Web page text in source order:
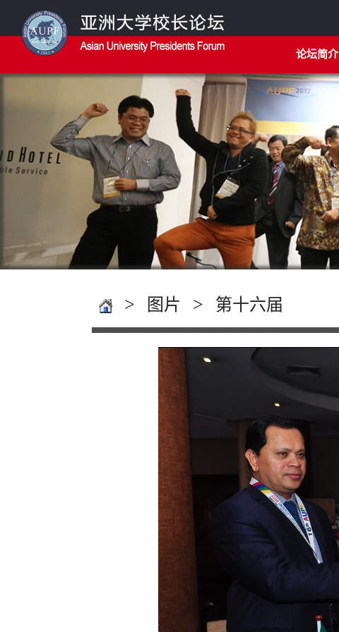
论坛简介
> 图片 > 第十六届